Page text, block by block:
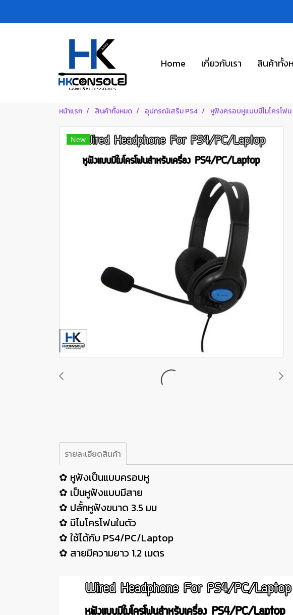
Home เกี่ยวกับเรา สินค้าทั้
หน้าแรก สินค้าทั้งหมด อุปกรณ์เสริม PS4 หูฟังครอบหูแบบมีไมโครโฟ
New
รายละเอียดสินค้า
✿ หูฟังเป็นแบบครอบหู
✿ เป็นหูฟังแบบมีสาย
✿ ปลั้กหูฟังขนาด 3.5 มม
✿ มีไมโครโฟนในตัว
✿ ใช้ได้กับ PS4/PC/Laptop
✿ สายมีความยาว 1.2 เมตร